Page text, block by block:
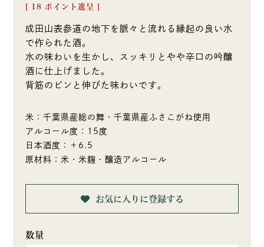
18 ポイント進呈 ]
成田山表参道の地下を脈々と流れる縁起の良い水
で作られた酒。
水の味わいを生かし、スッキリとやや辛口の吟醸
酒に仕上げました。
背筋のピンと伸びた味わいです。
米：千葉県産総の舞・千葉県産ふさこがね使用
アルコール度：15度
日本酒度：＋6.5
原材料：米・米麹・醸造アルコール
お気に入りに登録する